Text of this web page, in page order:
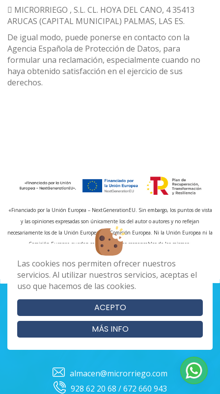
Las cookies nos permiten ofrecer nuestros
servicios. Al utilizar nuestros servicios, aceptas el
uso que hacemos de las cookies.
ACEPTO
MÁS INFO
 MICRORRIEGO , S.L. CL. HOYA DEL CANO, 4 35413
ARUCAS (CAPITAL MUNICIPAL) PALMAS, LAS ES.
De igual modo, puede ponerse en contacto con la
Agencia Española de Protección de Datos, para
formular una reclamación, especialmente cuando no
haya obtenido satisfacción en el ejercicio de sus
derechos.
«Financiado por la Unión Europea – NextGenerationEU. Sin embargo, los puntos de vista
y las opiniones expresadas son únicamente los del autor o autores y no reflejan
necesariamente los de la Unión Europea o la Comisión Europea. Ni la Unión Europea ni la
Comisión Europea pueden ser consideradas responsables de las mismas»
almacen@microrriego.com
928 62 20 68 / 672 660 943